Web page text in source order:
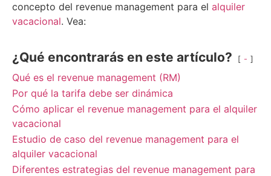
concepto del revenue management para el alquiler
vacacional. Vea:
¿Qué encontrarás en este artículo? -
Qué es el revenue management (RM)
Por qué la tarifa debe ser dinámica
Cómo aplicar el revenue management para el alquiler
vacacional
Estudio de caso del revenue management para el
alquiler vacacional
Diferentes estrategias del revenue management para